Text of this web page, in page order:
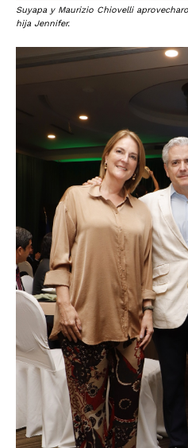
Suyapa y Maurizio Chiovelli
hija Jennifer.